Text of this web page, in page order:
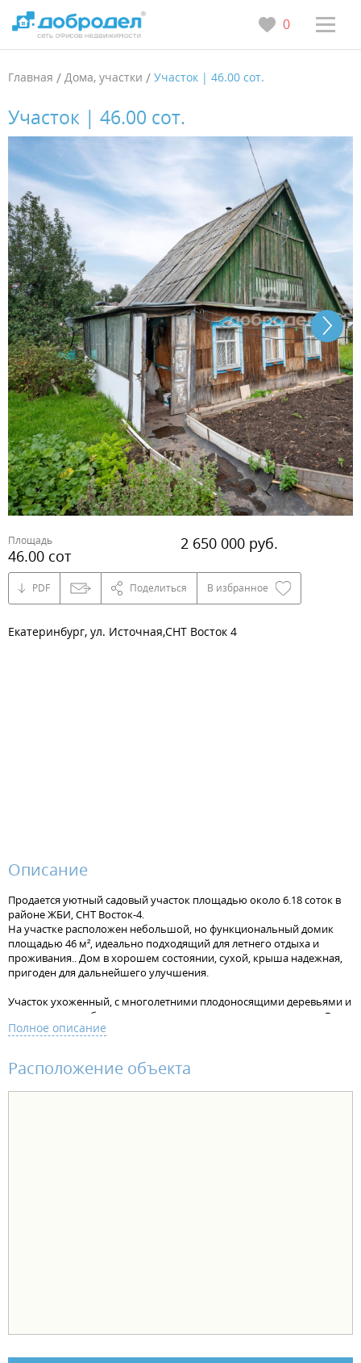
0
Главная / Дома, участки / Участок | 46.00 сот.
Участок | 46.00 сот.
Площадь
46.00 сот
2 650 000 руб.
PDF Поделиться В избранное
Екатеринбург, ул. Источная,СНТ Восток 4
Описание
Продается уютный садовый участок площадью около 6.18 соток в
районе ЖБИ, СНТ Восток-4.
На участке расположен небольшой, но функциональный домик
площадью 46 м², идеально подходящий для летнего отдыха и
проживания.. Дом в хорошем состоянии, сухой, крыша надежная,
пригоден для дальнейшего улучшения.
Участок ухоженный, с многолетними плодоносящими деревьями и
кустарниками: яблони нескольких сортов, вишня, смородина. Есть
беседка для отдыха на свежем воздухе, баня для оздоровления и
скважиной, что гарантирует независимость от центрального
водоснабжения и возможность регулярного полива.
Полное описание
Расположение объекта